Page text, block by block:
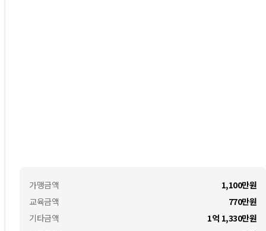
가맹금액
교육금액
기타금액
1,100만원
770만원
1억 1,330만원